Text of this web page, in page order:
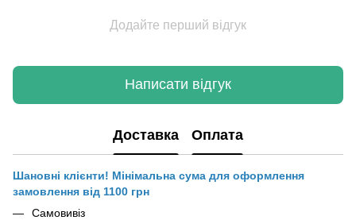
Додайте перший відгук
Написати відгук
Доставка Оплата
Шановні клієнти! Мінімальна сума для оформлення
замовлення від 1100 грн
Самовивіз